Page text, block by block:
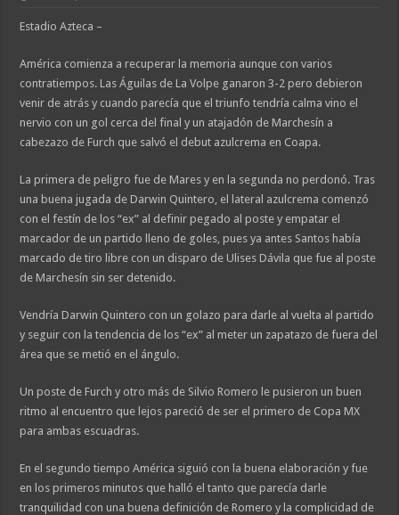
Estadio Azteca –
América comienza a recuperar la memoria aunque con varios
contratiempos. Las Águilas de La Volpe ganaron 3-2 pero debieron
venir de atrás y cuando parecía que el triunfo tendría calma vino el
nervio con un gol cerca del final y un atajadón de Marchesín a
cabezazo de Furch que salvó el debut azulcrema en Coapa.
La primera de peligro fue de Mares y en la segunda no perdonó. Tras
una buena jugada de Darwin Quintero, el lateral azulcrema comenzó
con el festín de los “ex” al definir pegado al poste y empatar el
marcador de un partido lleno de goles, pues ya antes Santos había
marcado de tiro libre con un disparo de Ulises Dávila que fue al poste
de Marchesín sin ser detenido.
Vendría Darwin Quintero con un golazo para darle al vuelta al partido
y seguir con la tendencia de los “ex” al meter un zapatazo de fuera del
área que se metió en el ángulo.
Un poste de Furch y otro más de Silvio Romero le pusieron un buen
ritmo al encuentro que lejos pareció de ser el primero de Copa MX
para ambas escuadras.
En el segundo tiempo América siguió con la buena elaboración y fue
en los primeros minutos que halló el tanto que parecía darle
tranquilidad con una buena definición de Romero y la complicidad de